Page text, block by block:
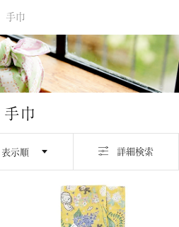
手巾
手巾
並び替え 詳細検索